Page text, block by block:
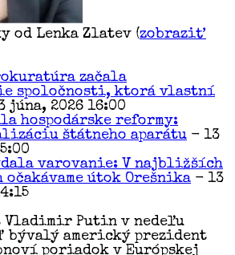
od Lenka Zlatev (zobraziť
začala
spoločnosti, ktorá vlastní
júna, 2026 16:00
hospodárske reformy:
štátneho aparátu - 13
varovanie: V najbližších
očakávame útok Orešnika - 13
Vladimir Putin v nedeľu
bývalý americký prezident
poriadok v Európskej